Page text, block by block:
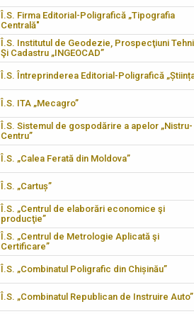
Î.S. Firma Editorial-Poligrafică „Tipografia
Centrală"
Î.S. Institutul de Geodezie, Prospecţiuni
Şi Cadastru „INGEOCAD”
Î.S. Întreprinderea Editorial-Poligrafică
Î.S. ITA „Mecagro”
Î.S. Sistemul de gospodărire a apelor „Nistru-
Centru”
Î.S. „Calea Ferată din Moldova”
Î.S. „Cartuș”
Î.S. „Centrul de elaborări economice şi
producţie”
Î.S. „Centrul de Metrologie Aplicată şi
Certificare”
Î.S. „Combinatul Poligrafic din Chișinău”
Î.S. „Combinatul Republican de Instruire Auto”